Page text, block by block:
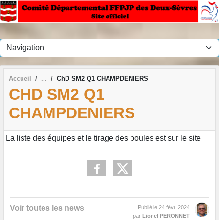
Accueil ChD SM2 Q1 CHAMPDENIERS
CHD SM2 Q1
CHAMPDENIERS
La liste des équipes et le tirage des poules est sur le site
Voir toutes les news Publié le 24 févr. 2024
par Lionel PERONNET
Panneau de gestion des cookies